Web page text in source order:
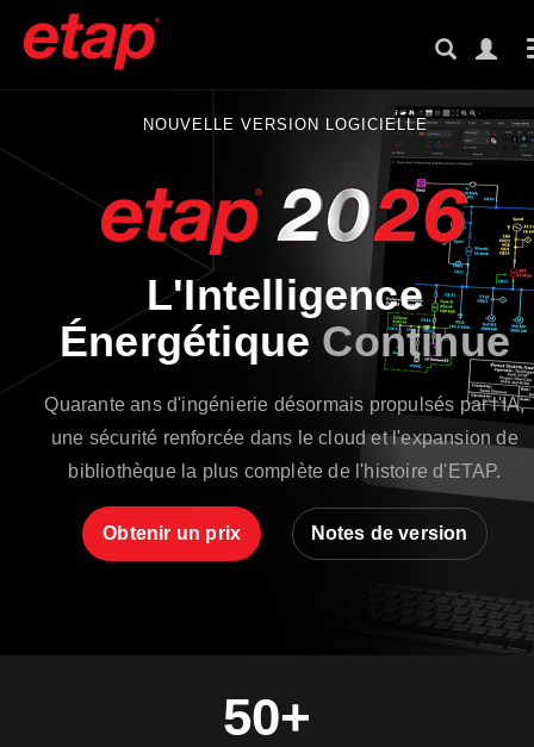
NOUVELLE VERSION LOGICIELLE
L'Intelligence
Énergétique Continue
Quarante ans d'ingénierie désormais propulsés par l'IA,
une sécurité renforcée dans le cloud et l'expansion de
bibliothèque la plus complète de l'histoire d'ETAP.
Obtenir un prix Notes de version
50+